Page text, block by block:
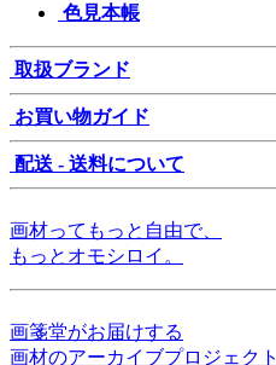
色見本帳
取扱ブランド
お買い物ガイド
配送 - 送料について
画材ってもっと自由で、
もっとオモシロイ。
画箋堂がお届けする
画材のアーカイブプロジェクト